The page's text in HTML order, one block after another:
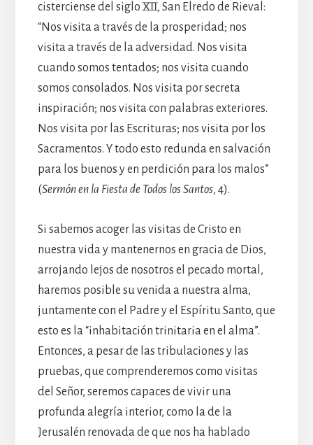
cisterciense del siglo XII, San Elredo de Rieval:
“Nos visita a través de la prosperidad; nos
visita a través de la adversidad. Nos visita
cuando somos tentados; nos visita cuando
somos consolados. Nos visita por secreta
inspiración; nos visita con palabras exteriores.
Nos visita por las Escrituras; nos visita por los
Sacramentos. Y todo esto redunda en salvación
para los buenos y en perdición para los malos”
(Sermón en la Fiesta de Todos los Santos, 4).
Si sabemos acoger las visitas de Cristo en
nuestra vida y mantenernos en gracia de Dios,
arrojando lejos de nosotros el pecado mortal,
haremos posible su venida a nuestra alma,
juntamente con el Padre y el Espíritu Santo, que
esto es la “inhabitación trinitaria en el alma”.
Entonces, a pesar de las tribulaciones y las
pruebas, que comprenderemos como visitas
del Señor, seremos capaces de vivir una
profunda alegría interior, como la de la
Jerusalén renovada de que nos ha hablado